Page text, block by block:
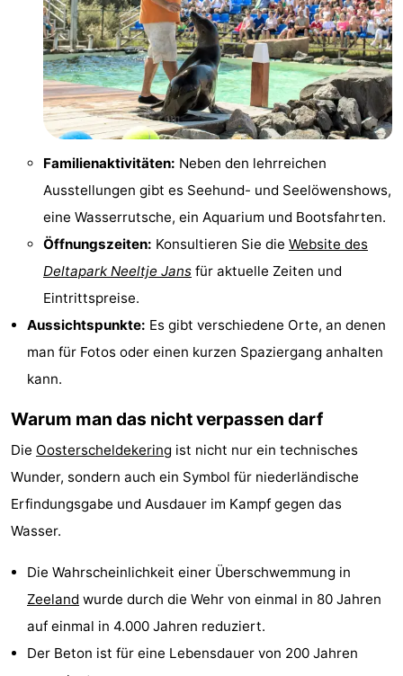
Praktisch
Forum
Route
Parken
Reisebuchshop
Fähre
Medizin
Adressen
Region
Zeeland
Schouwen-
Duiveland
-
Brouwershaven
-
Natur
Familienaktivitäten: Neben den lehrreichen
Ausstellungen gibt es Seehund- und Seelöwenshows,
eine Wasserrutsche, ein Aquarium und Bootsfahrten.
Öffnungszeiten: Konsultieren Sie die Website des
Deltapark Neeltje Jans für aktuelle Zeiten und
Eintrittspreise.
Aussichtspunkte: Es gibt verschiedene Orte, an denen
man für Fotos oder einen kurzen Spaziergang anhalten
kann.
Warum man das nicht verpassen darf
Die Oosterscheldekering ist nicht nur ein technisches
Wunder, sondern auch ein Symbol für niederländische
Erfindungsgabe und Ausdauer im Kampf gegen das
Wasser.
Die Wahrscheinlichkeit einer Überschwemmung in
Zeeland wurde durch die Wehr von einmal in 80 Jahren
auf einmal in 4.000 Jahren reduziert.
Der Beton ist für eine Lebensdauer von 200 Jahren